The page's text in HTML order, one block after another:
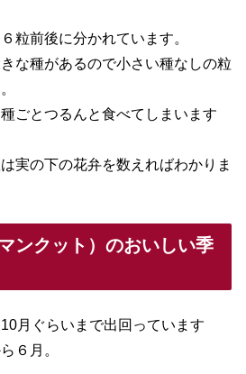
粒前後に分かれています。
な種があるので小さい種なしの粒
ごとつるんと食べてしまいます
実の下の花弁を数えればわかりま
ンクット）のおいしい季
月ぐらいまで出回っています
６月。